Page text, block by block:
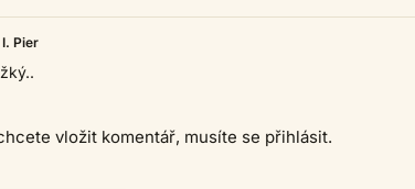
Pier
vložit komentář, musíte se přihlásit.